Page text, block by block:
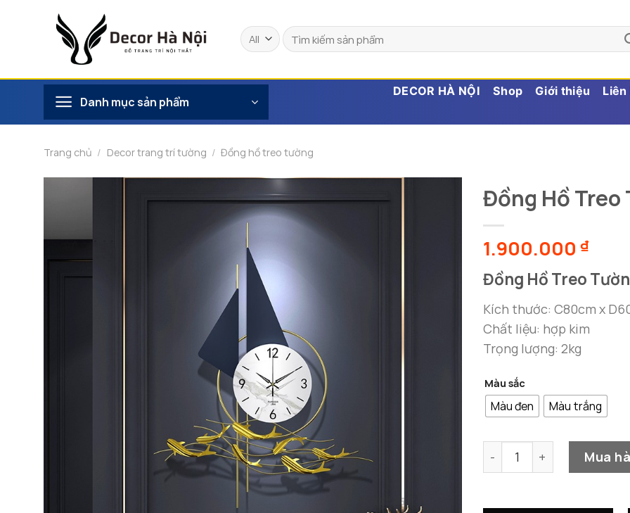
Tìm
kiếm:
Danh mục sản phẩm
DECOR HÀ NỘI Shop Giới thiệu Liên
Trang chủ / Decor trang trí tường / Đồng hồ treo tường
Đồng Hồ Treo
1.900.000 ₫
Đồng Hồ Treo
Kích thước: C80cm x
Chất liệu: hợp kim
Trọng lượng: 2kg
Màu sắc
Màu đen Màu trắng
Đồng Hồ Treo Tường Đẹp
Mua